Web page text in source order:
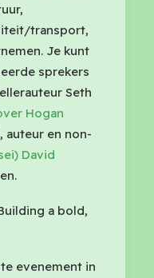
transport,
Je kunt
sprekers
Seth
Hogan
auteur en non-
David
a bold,
evenement in